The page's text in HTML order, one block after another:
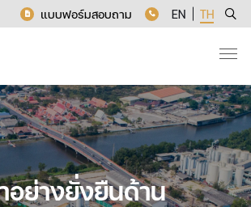
แบบฟอร์มสอบถาม EN TH
ย่างยั่งยืนด้าน